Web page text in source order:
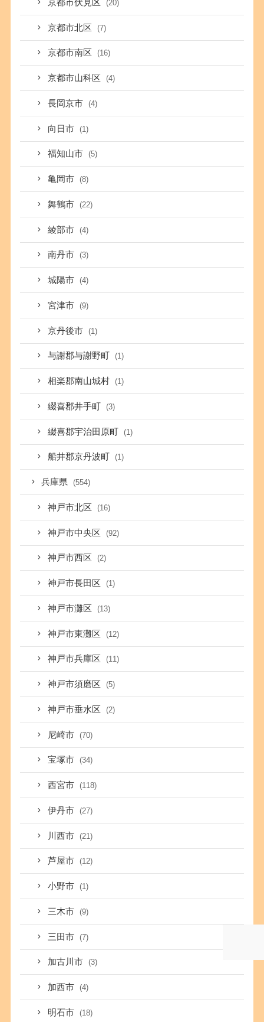
京都市伏見区 (20)
京都市北区 (7)
京都市南区 (16)
京都市山科区 (4)
長岡京市 (4)
向日市 (1)
福知山市 (5)
亀岡市 (8)
舞鶴市 (22)
綾部市 (4)
南丹市 (3)
城陽市 (4)
宮津市 (9)
京丹後市 (1)
与謝郡与謝野町 (1)
相楽郡南山城村 (1)
綴喜郡井手町 (3)
綴喜郡宇治田原町 (1)
船井郡京丹波町 (1)
兵庫県 (554)
神戸市北区 (16)
神戸市中央区 (92)
神戸市西区 (2)
神戸市長田区 (1)
神戸市灘区 (13)
神戸市東灘区 (12)
神戸市兵庫区 (11)
神戸市須磨区 (5)
神戸市垂水区 (2)
尼崎市 (70)
宝塚市 (34)
西宮市 (118)
伊丹市 (27)
川西市 (21)
芦屋市 (12)
小野市 (1)
三木市 (9)
三田市 (7)
加古川市 (3)
加西市 (4)
明石市 (18)